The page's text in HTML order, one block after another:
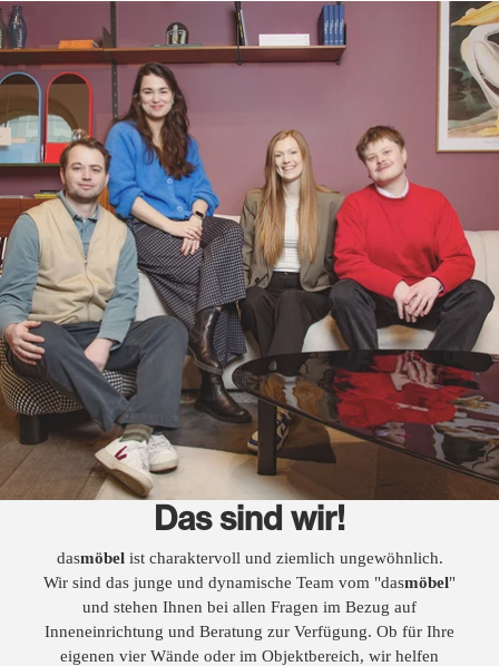
Das sind wir!
dasmöbelist charaktervoll und ziemlich ungewöhnlich.
Wir sind das junge und dynamische Team vom "dasmöbel"
und stehen Ihnen bei allen Fragen im Bezug auf
Inneneinrichtung und Beratung zur Verfügung. Ob für Ihre
eigenen vier Wände oder im Objektbereich, wir helfen